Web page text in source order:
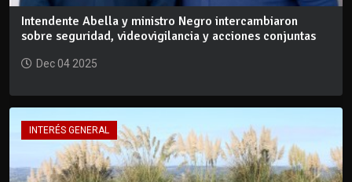
Intendente Abella y ministro Negro intercambiaron
sobre seguridad, videovigilancia y acciones conjuntas
Dec 04 2025
INTERÉS GENERAL